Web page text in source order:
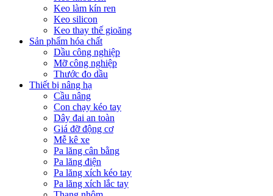
Keo làm kín ren
Keo silicon
Keo thay thế gioăng
Sản phẩm hóa chất
Dầu công nghiệp
Mỡ công nghiệp
Thước đo dầu
Thiết bị nâng hạ
Cầu nâng
Con chạy kéo tay
Dây đai an toàn
Giá đỡ động cơ
Mễ kê xe
Pa lăng cân bằng
Pa lăng điện
Pa lăng xích kéo tay
Pa lăng xích lắc tay